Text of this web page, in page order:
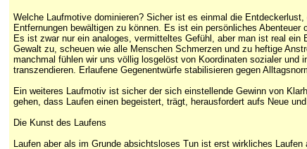
Welche Laufmotive dominieren? Sicher ist es einmal die
Entfernungen bewältigen zu können. Es ist ein persönliches
Es ist zwar nur ein analoges, vermitteltes Gefühl, aber man ist real
Gewalt zu, scheuen wie alle Menschen Schmerzen und zu heftige
manchmal fühlen wir uns völlig losgelöst von Koordinaten sozialer
transzendieren. Erlaufene Gegenentwürfe stabilisieren gegen
Ein weiteres Laufmotiv ist sicher der sich einstellende Gewinn von
gehen, dass Laufen einen begeistert, trägt, herausfordert aufs Neue
Die Kunst des Laufens
Laufen aber als im Grunde absichtsloses Tun ist erst wirkliches